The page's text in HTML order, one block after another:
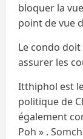
bloquer la
point de vue
Le condo
assurer les
Itthiphol est
politique de
également
Poh » .